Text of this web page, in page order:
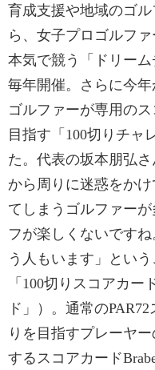
育成支援や地域のゴ
ら、女子プロゴルフ
本気で競う「ドリー
毎年開催。さらに今
ゴルファーが専用の
目指す「100切りチャ
た。代表の坂本朋弘
から周りに迷惑をか
てしまうゴルファー
フが楽しくないです
う人もいます」とい
「100切りスコアカ
ド」）。通常の
りを目指すプレーヤ
するスコアカード